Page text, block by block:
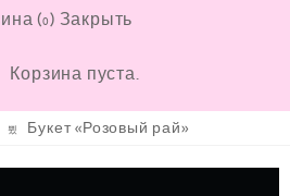
(0) Закрыть
Корзина пуста.
Букет «Розовый рай»